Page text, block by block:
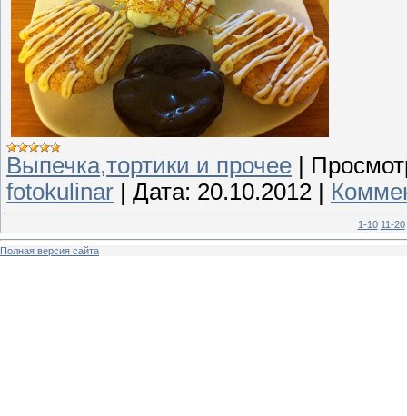
Выпечка,тортики и прочее |
fotokulinar | Дата: 20.10.2012 |
1-10 11-20
Полная версия сайта